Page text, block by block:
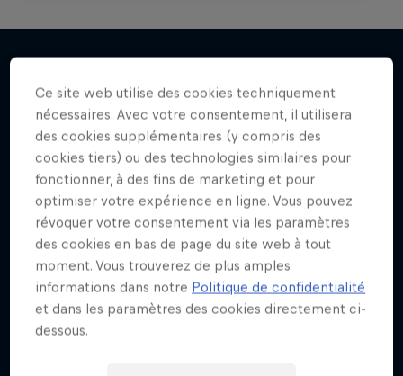
J'en veux encore !
Ce site web utilise des cookies techniquement
nécessaires. Avec votre consentement, il utilisera
des cookies supplémentaires (y compris des
cookies tiers) ou des technologies similaires pour
fonctionner, à des fins de marketing et pour
optimiser votre expérience en ligne. Vous pouvez
révoquer votre consentement via les paramètres
des cookies en bas de page du site web à tout
moment. Vous trouverez de plus amples
informations dans notre Politique de confidentialité
et dans les paramètres des cookies directement ci-
dessous.